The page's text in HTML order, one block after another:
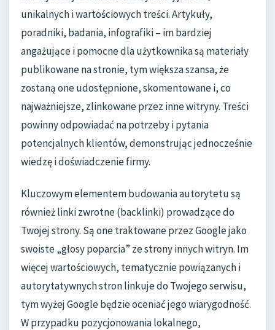
unikalnych i wartościowych treści. Artykuły,
poradniki, badania, infografiki – im bardziej
angażujące i pomocne dla użytkownika są materiały
publikowane na stronie, tym większa szansa, że
zostaną one udostępnione, skomentowane i, co
najważniejsze, zlinkowane przez inne witryny. Treści
powinny odpowiadać na potrzeby i pytania
potencjalnych klientów, demonstrując jednocześnie
wiedzę i doświadczenie firmy.
Kluczowym elementem budowania autorytetu są
również linki zwrotne (backlinki) prowadzące do
Twojej strony. Są one traktowane przez Google jako
swoiste „głosy poparcia” ze strony innych witryn. Im
więcej wartościowych, tematycznie powiązanych i
autorytatywnych stron linkuje do Twojego serwisu,
tym wyżej Google będzie oceniać jego wiarygodność.
W przypadku pozycjonowania lokalnego,